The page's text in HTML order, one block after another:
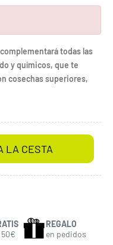
todas las
y químicos, que te
cosechas superiores,
LA CESTA
REGALO
en pedidos